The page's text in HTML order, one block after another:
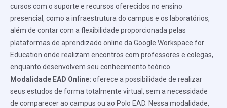
cursos com o suporte e recursos oferecidos no ensino
presencial, como a infraestrutura do campus e os laboratórios,
além de contar com a flexibilidade proporcionada pelas
plataformas de aprendizado online da Google Workspace for
Education onde realizam encontros com professores e colegas,
enquanto desenvolvem seu conhecimento teórico.
Modalidade EAD Online: oferece a possibilidade de realizar
seus estudos de forma totalmente virtual, sem a necessidade
de comparecer ao campus ou ao Polo EAD. Nessa modalidade,